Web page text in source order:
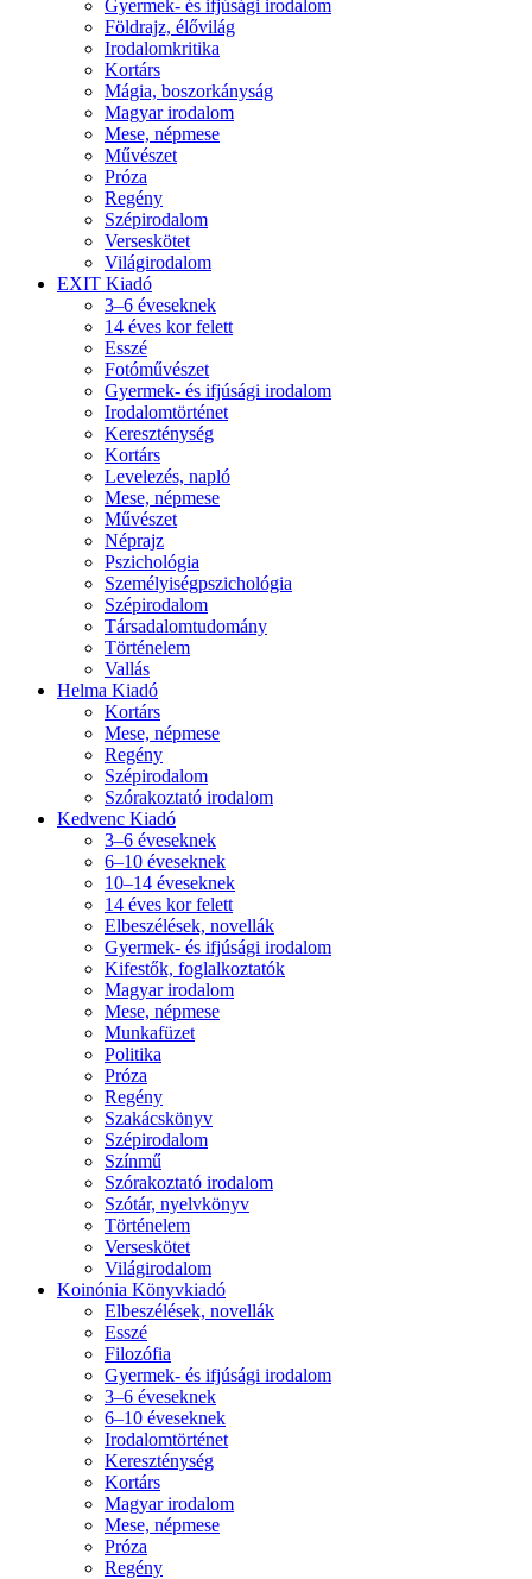
Gyermek- és ifjúsági irodalom
Földrajz, élővilág
Irodalomkritika
Kortárs
Mágia, boszorkányság
Magyar irodalom
Mese, népmese
Művészet
Próza
Regény
Szépirodalom
Verseskötet
Világirodalom
EXIT Kiadó
3–6 éveseknek
14 éves kor felett
Esszé
Fotóművészet
Gyermek- és ifjúsági irodalom
Irodalomtörténet
Kereszténység
Kortárs
Levelezés, napló
Mese, népmese
Művészet
Néprajz
Pszichológia
Személyiségpszichológia
Szépirodalom
Társadalomtudomány
Történelem
Vallás
Helma Kiadó
Kortárs
Mese, népmese
Regény
Szépirodalom
Szórakoztató irodalom
Kedvenc Kiadó
3–6 éveseknek
6–10 éveseknek
10–14 éveseknek
14 éves kor felett
Elbeszélések, novellák
Gyermek- és ifjúsági irodalom
Kifestők, foglalkoztatók
Magyar irodalom
Mese, népmese
Munkafüzet
Politika
Próza
Regény
Szakácskönyv
Szépirodalom
Színmű
Szórakoztató irodalom
Szótár, nyelvkönyv
Történelem
Verseskötet
Világirodalom
Koinónia Könyvkiadó
Elbeszélések, novellák
Esszé
Filozófia
Gyermek- és ifjúsági irodalom
3–6 éveseknek
6–10 éveseknek
Irodalomtörténet
Kereszténység
Kortárs
Magyar irodalom
Mese, népmese
Próza
Regény